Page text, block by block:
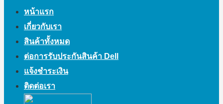
หน้าแรก
เกี่ยวกับเรา
สินค้าทั้งหมด
ต่อการรับประกันสินค้า Dell
แจ้งชำระเงิน
ติดต่อเรา